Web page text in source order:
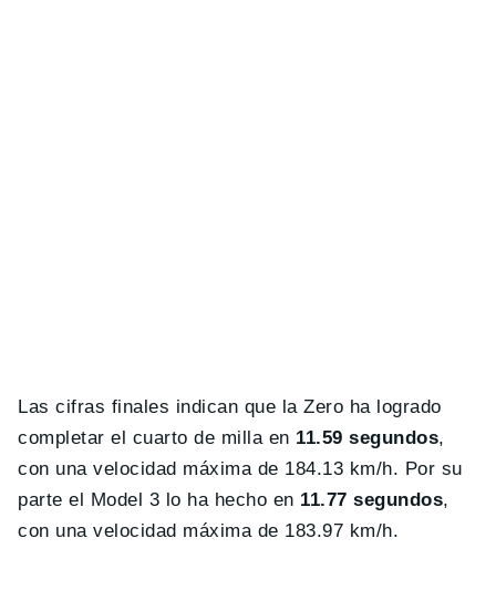
Las cifras finales indican que la Zero ha logrado
completar el cuarto de milla en 11.59 segundos,
con una velocidad máxima de 184.13 km/h. Por su
parte el Model 3 lo ha hecho en 11.77 segundos,
con una velocidad máxima de 183.97 km/h.